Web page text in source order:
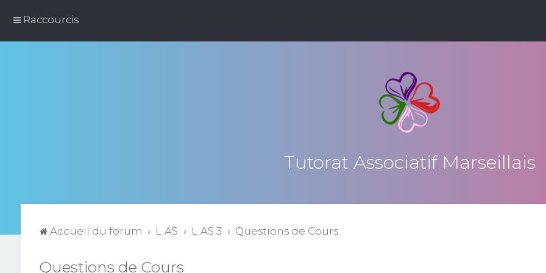
Raccourcis
Tutorat Associatif Marseillais
Accueil du forum L.AS L.AS 3 Questions de Cours
Questions de Cours